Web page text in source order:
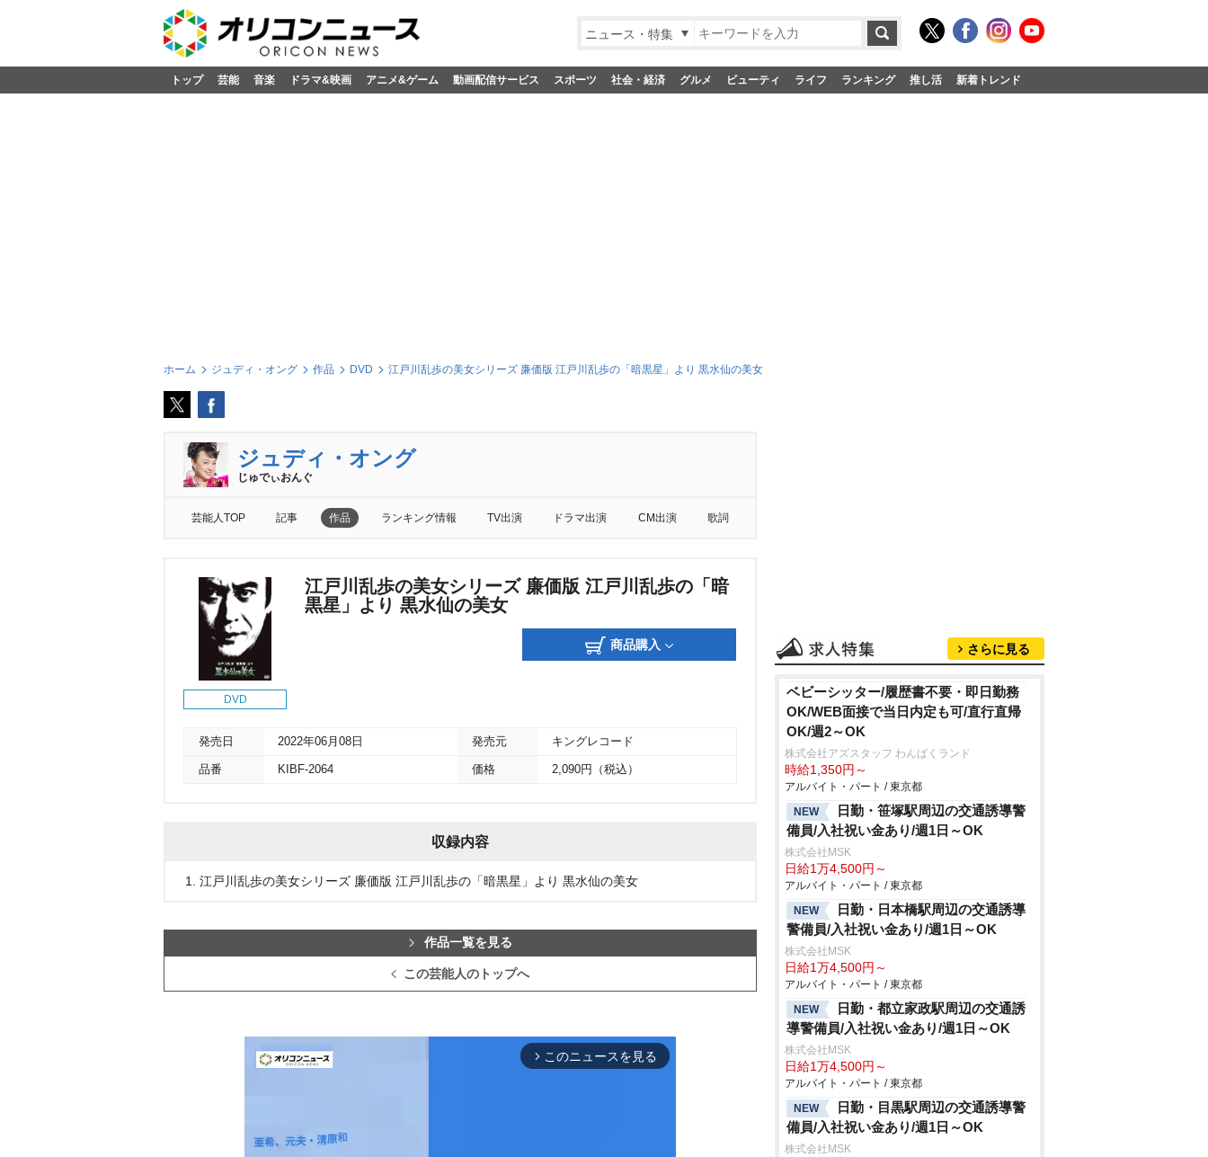
ニュース・特集
トップ 芸能 音楽 ドラマ&映画 アニメ&ゲーム 動画配信サービス スポーツ 社会・経済 グルメ ビューティ ライフ ランキング 推し活 新着トレンド
ホーム ジュディ・オング 作品 DVD 江戸川乱歩の美女シリーズ 廉価版 江戸川乱歩の「暗黒星」より 黒水仙の美女
ジュディ・オング
じゅでぃおんぐ
芸能人TOP 記事 作品 ランキング情報 TV出演 ドラマ出演 CM出演 歌詞
DVD
江戸川乱歩の美女シリーズ 廉価版 江戸川乱歩の「暗
黒星」より 黒水仙の美女
商品購入
発売日 2022年06月08日 発売元 キングレコード
品番 KIBF-2064 価格 2,090円（税込）
収録内容
1. 江戸川乱歩の美女シリーズ 廉価版 江戸川乱歩の「暗黒星」より 黒水仙の美女
作品一覧を見る
この芸能人のトップへ
arrow_forward_ios このニュースを見る
さらに見る
ベビーシッター/履歴書不要・即日勤務
OK/WEB面接で当日内定も可/直行直帰
OK/週2～OK
株式会社アズスタッフ わんぱくランド
時給1,350円～
アルバイト・パート / 東京都
NEW
日勤・笹塚駅周辺の交通誘導警
備員/入社祝い金あり/週1日～OK
株式会社MSK
日給1万4,500円～
アルバイト・パート / 東京都
NEW
日勤・日本橋駅周辺の交通誘導
警備員/入社祝い金あり/週1日～OK
株式会社MSK
日給1万4,500円～
アルバイト・パート / 東京都
NEW
日勤・都立家政駅周辺の交通誘
導警備員/入社祝い金あり/週1日～OK
株式会社MSK
日給1万4,500円～
アルバイト・パート / 東京都
NEW
日勤・目黒駅周辺の交通誘導警
備員/入社祝い金あり/週1日～OK
株式会社MSK